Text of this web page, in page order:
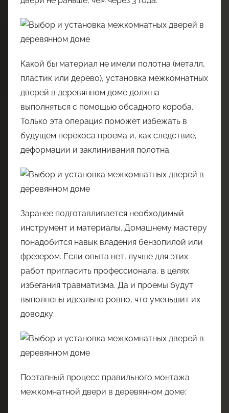
Какой бы материал не имели полотна (металл,
пластик или дерево), установка межкомнатных
дверей в деревянном доме должна
выполняться с помощью обсадного короба.
Только эта операция поможет избежать в
будущем перекоса проема и, как следствие,
деформации и заклинивания полотна.
Заранее подготавливается необходимый
инструмент и материалы. Домашнему мастеру
понадобится навык владения бензопилой или
фрезером. Если опыта нет, лучше для этих
работ пригласить профессионала, в целях
избегания травматизма. Да и проемы будут
выполнены идеально ровно, что уменьшит их
доводку.
Поэтапный процесс правильного монтажа
межкомнатной двери в деревянном доме: